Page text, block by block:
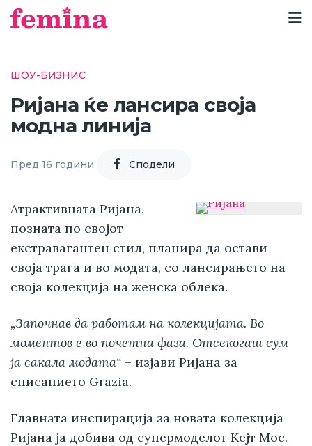
ШОУ-БИЗНИС
Ријана ќе лансира своја
модна линија
Пред 16 години Cподели
Атрактивната Ријана,
позната по својот
екстравагантен стил, планира да остави
своја трага и во модата, со лансирањето на
своја колекција на женска облека.
„Започнав да работам на колекцијата. Во
моментов е во почетна фаза. Отсекогаш сум
ја сакала модата“ – изјави Ријана за
списанието Grazia.
Главната инспирација за новата колекција
Ријана ја добива од супермоделот Кејт Мос.